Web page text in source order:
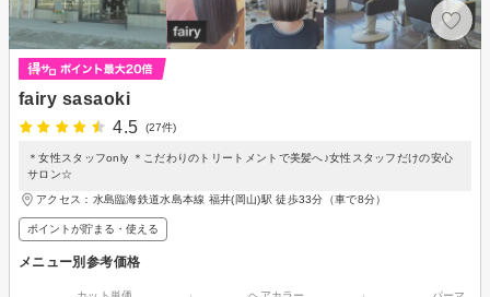
fairy sasaoki
4.5
(27件)
＊女性スタッフonly ＊こだわりのトリートメントで美髪へ♪女性スタッフだけの安心
サロン☆
アクセス：水島臨海鉄道水島本線 福井(岡山)駅 徒歩33分（車で8分）
ポイントが貯まる・使える
メニュー別参考価格